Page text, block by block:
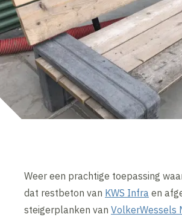
Weer een prachtige toepassing
dat restbeton van KWS Infra en
steigerplanken vanVolkerWessels